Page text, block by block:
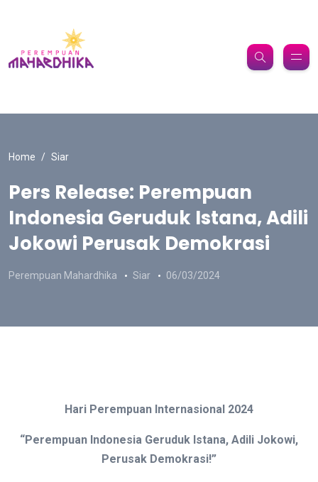
Home Siar
Pers Release: Perempuan
Indonesia Geruduk Istana, Adili
Jokowi Perusak Demokrasi
Perempuan Mahardhika Siar 06/03/2024
Hari Perempuan Internasional 2024
“Perempuan Indonesia Geruduk Istana, Adili Jokowi,
Perusak Demokrasi!”